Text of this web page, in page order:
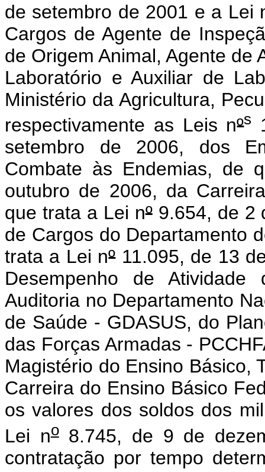
de setembro de 2001 e a Lei
Cargos de Agente de
de Origem Animal, Agente de
Laboratório e Auxiliar de
Ministério da Agricultura,
respectivamente as Leis nºs
setembro de 2006, dos
Combate às Endemias, de
outubro de 2006, da
que trata a Lei nº9.654, de 2
de Cargos do Departamento
trata a Lei nº11.095, de 13
Desempenho de
Auditoria no Departamento
de Saúde - GDASUS, do
das Forças Armadas -
Magistério do Ensino Básico,
Carreira do Ensino Básico
os valores dos soldos dos
Lei no8.745, de 9 de
contratação por tempo